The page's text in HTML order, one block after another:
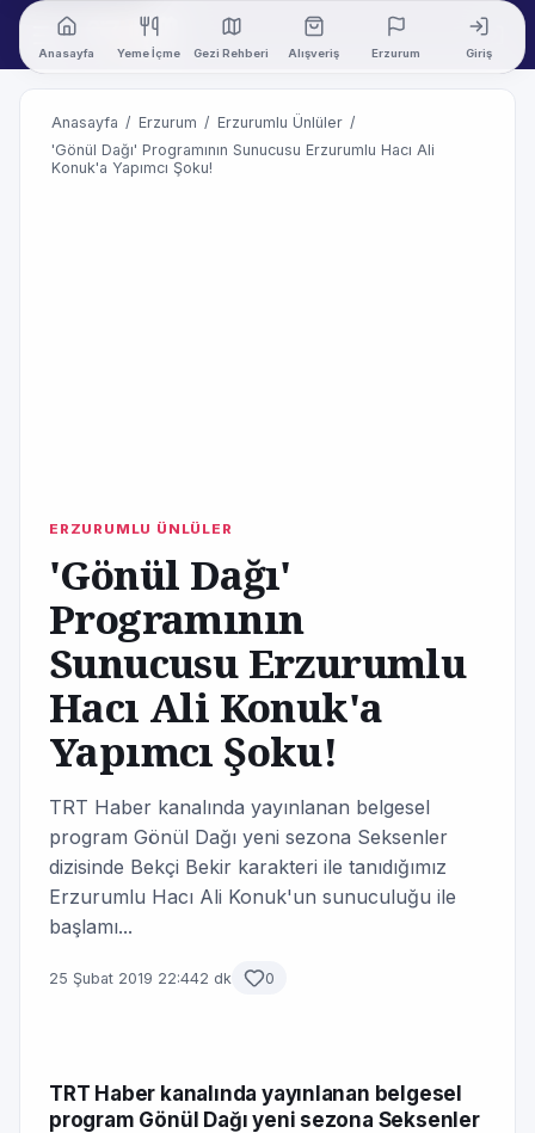
Anasayfa Yeme İçme Gezi Rehberi Alışveriş Erzurum Giriş
Anasayfa / Erzurum / Erzurumlu Ünlüler /
'Gönül Dağı' Programının Sunucusu Erzurumlu Hacı Ali
Konuk'a Yapımcı Şoku!
ERZURUMLU ÜNLÜLER
'Gönül Dağı'
Programının
Sunucusu Erzurumlu
Hacı Ali Konuk'a
Yapımcı Şoku!
TRT Haber kanalında yayınlanan belgesel
program Gönül Dağı yeni sezona Seksenler
dizisinde Bekçi Bekir karakteri ile tanıdığımız
Erzurumlu Hacı Ali Konuk'un sunuculuğu ile
başlamı...
25 Şubat 2019 22:442 dk 0
TRT Haber kanalında yayınlanan belgesel
program Gönül Dağı yeni sezona Seksenler